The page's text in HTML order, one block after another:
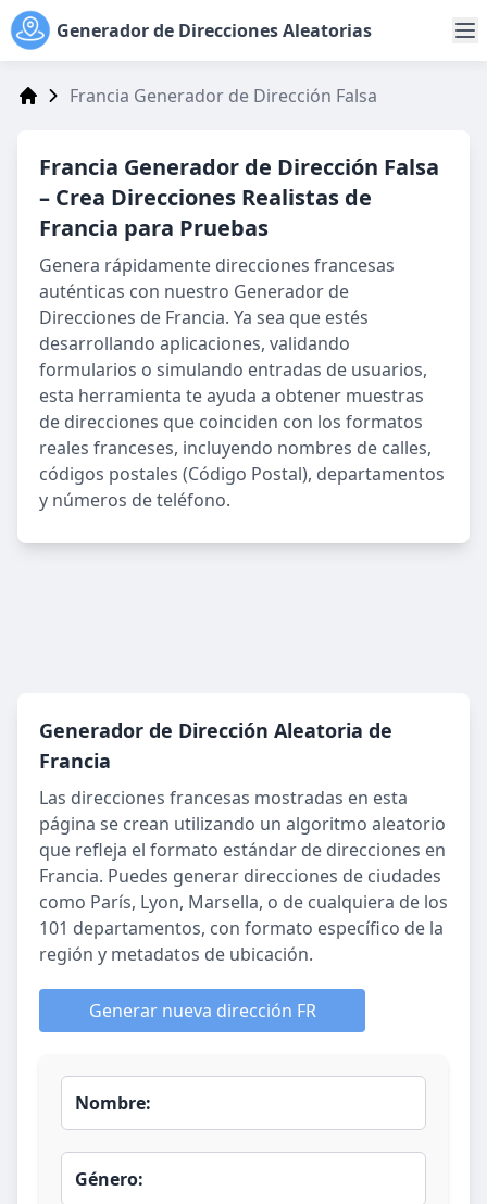
Generador de Direcciones Aleatorias
Francia Generador de Dirección Falsa
Francia Generador de Dirección Falsa
– Crea Direcciones Realistas de
Francia para Pruebas
Genera rápidamente direcciones francesas
auténticas con nuestro Generador de
Direcciones de Francia. Ya sea que estés
desarrollando aplicaciones, validando
formularios o simulando entradas de usuarios,
esta herramienta te ayuda a obtener muestras
de direcciones que coinciden con los formatos
reales franceses, incluyendo nombres de calles,
códigos postales (Código Postal), departamentos
y números de teléfono.
Generador de Dirección Aleatoria de
Francia
Las direcciones francesas mostradas en esta
página se crean utilizando un algoritmo aleatorio
que refleja el formato estándar de direcciones en
Francia. Puedes generar direcciones de ciudades
como París, Lyon, Marsella, o de cualquiera de los
101 departamentos, con formato específico de la
región y metadatos de ubicación.
Generar nueva dirección FR
Nombre:
Género: